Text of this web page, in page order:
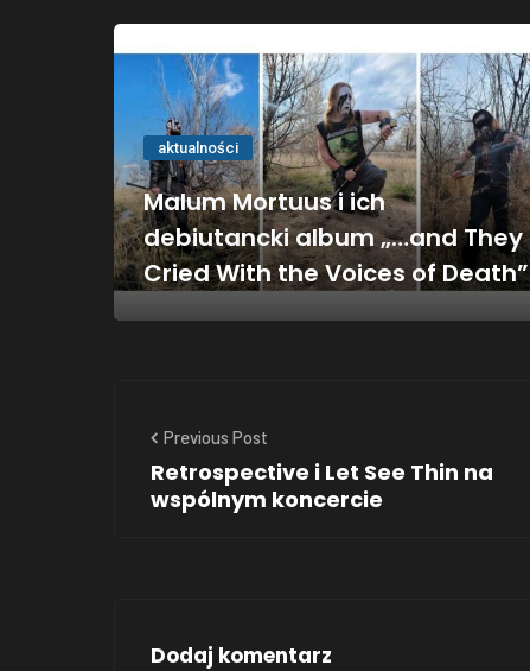
aktualności
Malum Mortuus i ich
debiutancki album „…and They
Cried With the Voices of Death”
Previous Post
Retrospective i Let See Thin na
wspólnym koncercie
Dodaj komentarz